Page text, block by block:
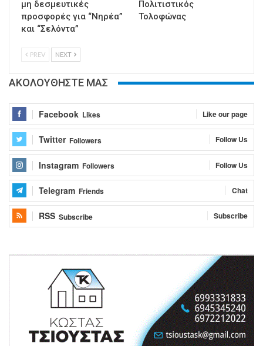
μη δεσμευτικές
προσφορές για “Νηρέα”
και “Σελόντα”
Πολιτιστικός
Τολοφώνας
PREV NEXT
ΑΚΟΛΟΥΘΗΣΤΕ ΜΑΣ
Facebook Likes Like our page
Twitter Followers Follow Us
Instagram Followers Follow Us
Telegram Friends Chat
RSS Subscribe Subscribe